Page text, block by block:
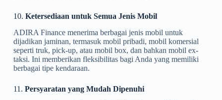
10. Ketersediaan untuk Semua Jenis Mobil
ADIRA Finance menerima berbagai jenis mobil untuk
dijadikan jaminan, termasuk mobil pribadi, mobil komersial
seperti truk, pick-up, atau mobil box, dan bahkan mobil ex-
taksi. Ini memberikan fleksibilitas bagi Anda yang memiliki
berbagai tipe kendaraan.
11. Persyaratan yang Mudah Dipenuhi